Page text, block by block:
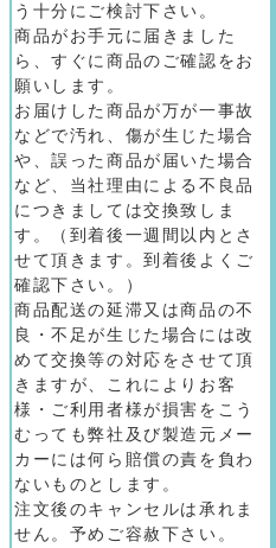
う十分にご検討下さい。
商品がお手元に届きました
ら、すぐに商品のご確認をお
願いします。
お届けした商品が万が一事故
などで汚れ、傷が生じた場合
や、誤った商品が届いた場合
など、当社理由による不良品
につきましては交換致しま
す。（到着後一週間以内とさ
せて頂きます。到着後よくご
確認下さい。）
商品配送の延滞又は商品の不
良・不足が生じた場合には改
めて交換等の対応をさせて頂
きますが、これによりお客
様・ご利用者様が損害をこう
むっても弊社及び製造元メー
カーには何ら賠償の責を負わ
ないものとします。
注文後のキャンセルは承れま
せん。予めご容赦下さい。